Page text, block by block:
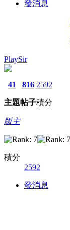
發消息
PlaySir
41
主題
816
帖子
2592
積分
版主
積分
2592
發消息